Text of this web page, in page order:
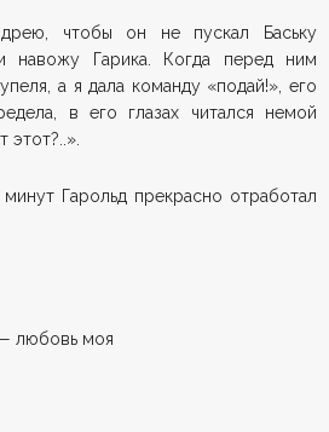
чтобы он не пускал Баську
навожу Гарика. Когда перед ним
а я дала команду «подай!», его
в его глазах читался немой
этот?..».
Гарольд прекрасно отработал